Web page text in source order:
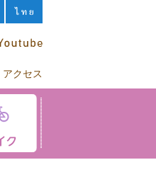
アクセス